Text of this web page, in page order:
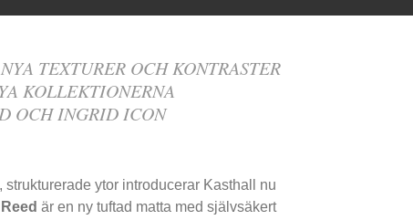
TEXTURER OCH KONTRASTER
KOLLEKTIONERNA
OCH INGRID ICON
strukturerade ytor introducerar Kasthall nu
är en ny tuftad matta med självsäkert